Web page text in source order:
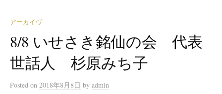
アーカイヴ
8/8 いせさき銘仙の会 代表
世話人 杉原みち子
Posted on 2018年8月8日 by admin